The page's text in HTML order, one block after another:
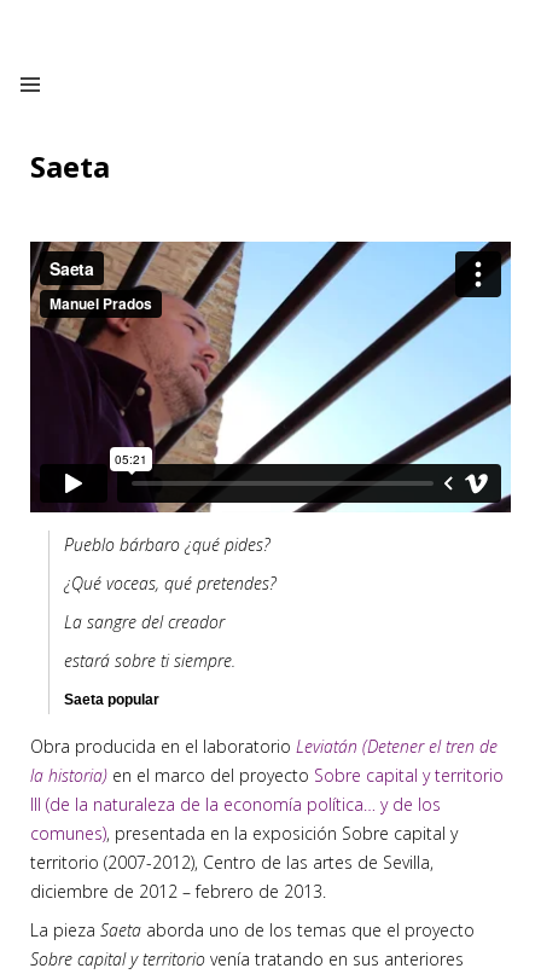
Saeta
Pueblo bárbaro ¿qué pides?
¿Qué voceas, qué pretendes?
La sangre del creador
estará sobre ti siempre.
Saeta popular
Obra producida en el laboratorio Leviatán (Detener el tren de
la historia) en el marco del proyecto Sobre capital y territorio
III (de la naturaleza de la economía política… y de los
comunes), presentada en la exposición Sobre capital y
territorio (2007-2012), Centro de las artes de Sevilla,
diciembre de 2012 – febrero de 2013.
La pieza Saeta aborda uno de los temas que el proyecto
Sobre capital y territorio venía tratando en sus anteriores